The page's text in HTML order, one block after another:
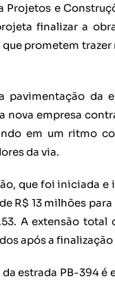
Projetos e
finalizar a
prometem
pavimentação da
nova empresa
em um ritmo
da via.
que foi iniciada e
R$ 13 milhões
A extensão
após a
estrada PB-394 é